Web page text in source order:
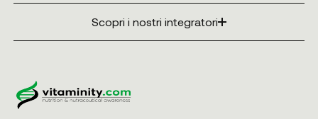
Scopri i nostri integratori